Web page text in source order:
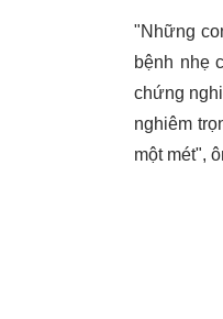
"Những
bệnh nhẹ
chứng
nghiêm
một mét",